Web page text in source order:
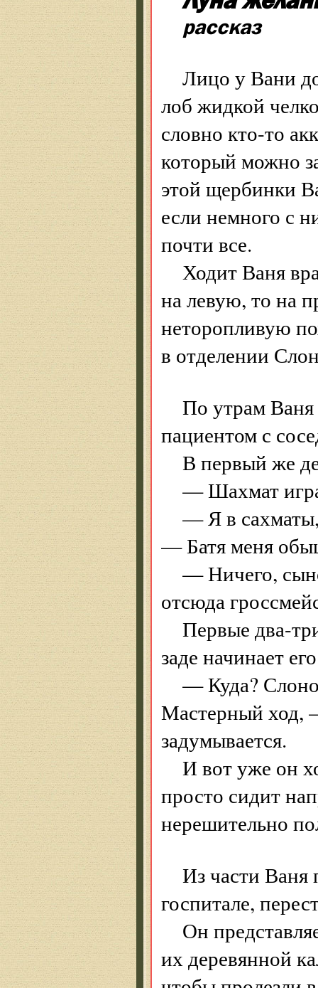
рассказ
Лицо у Вани
лоб жидкой
словно кто-то
который можно
этой щербинки
если немного с
почти все.
Ходит Ваня
на левую, то на
неторопливую
в отделении
По утрам
пациентом с
В первый же
— Шахмат
— Я в
— Батя меня
— Ничего,
отсюда
Первые два-
заде начинает
— Куда?
Мастерный ход,
задумывается.
И вот уже он
просто сидит
нерешительно
Из части
госпитале,
Он
их деревянной